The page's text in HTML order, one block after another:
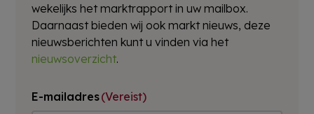
wekelijks het marktrapport in uw mailbox.
Daarnaast bieden wij ook markt nieuws, deze
nieuwsberichten kunt u vinden via het
nieuwsoverzicht.
E-mailadres(Vereist)